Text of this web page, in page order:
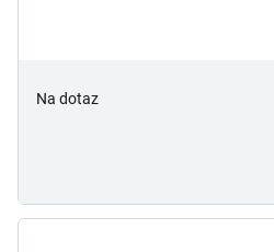
Na dotaz